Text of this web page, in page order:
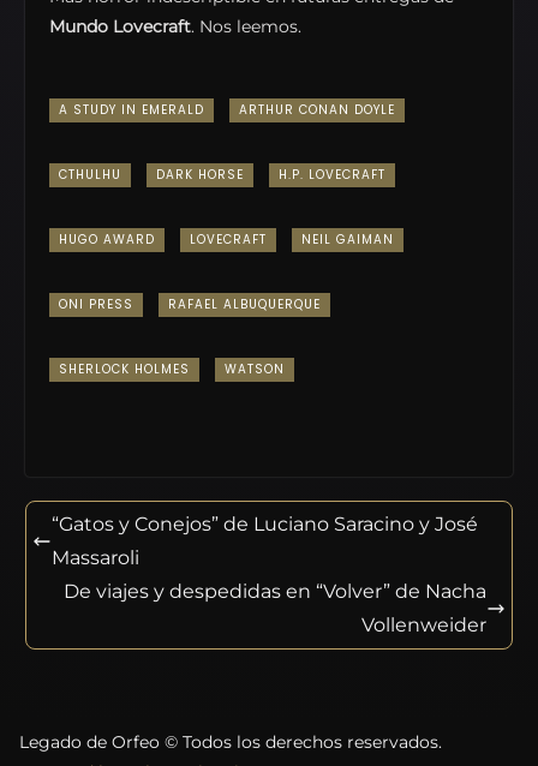
Mundo Lovecraft. Nos leemos.
A STUDY IN EMERALD ARTHUR CONAN DOYLE
CTHULHU DARK HORSE H.P. LOVECRAFT
HUGO AWARD LOVECRAFT NEIL GAIMAN
ONI PRESS RAFAEL ALBUQUERQUE
SHERLOCK HOLMES WATSON
“Gatos y Conejos” de Luciano Saracino y José
Massaroli
De viajes y despedidas en “Volver” de Nacha
Vollenweider
Legado de Orfeo © Todos los derechos reservados.